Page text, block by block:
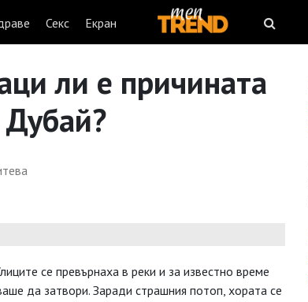
Секс Екран
ли е причината
се превърнаха в реки и за известно време
да затвори. Заради страшния потоп, хората се